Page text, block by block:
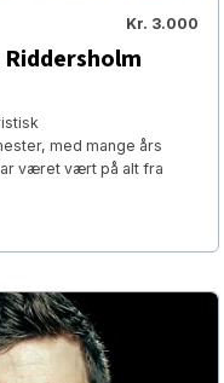
Kr. 3.000
med mange års
været vært på alt fra